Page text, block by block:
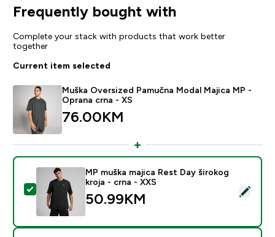
Frequently bought with
Complete your stack with products that work better
together
Current item selected
Muška Oversized Pamučna Modal Majica MP -
Oprana crna - XS
76.00KM‎
Select this product - MP muška majica Rest Day
MP muška majica Rest Day širokog
kroja - crna - XXS
50.99KM‎